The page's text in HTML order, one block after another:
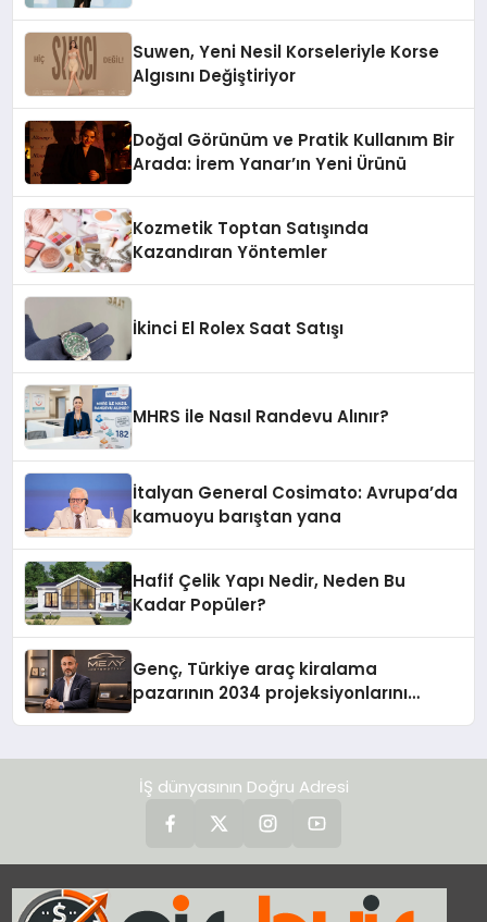
Suwen, Yeni Nesil Korseleriyle Korse
Algısını Değiştiriyor
Doğal Görünüm ve Pratik Kullanım Bir
Arada: İrem Yanar’ın Yeni Ürünü
Kozmetik Toptan Satışında
Kazandıran Yöntemler
İkinci El Rolex Saat Satışı
MHRS ile Nasıl Randevu Alınır?
İtalyan General Cosimato: Avrupa’da
kamuoyu barıştan yana
Hafif Çelik Yapı Nedir, Neden Bu
Kadar Popüler?
Genç, Türkiye araç kiralama
pazarının 2034 projeksiyonlarını
İŞ dünyasının Doğru Adresi